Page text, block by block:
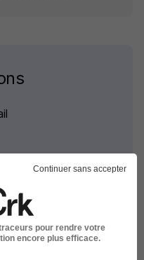
à Évry-
le domaine
Continuer sans accepter
pour rendre votre
encore plus efficace.